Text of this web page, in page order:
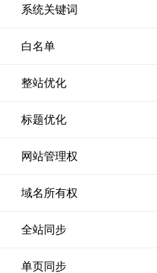
系统关键词
白名单
整站优化
标题优化
网站管理权
域名所有权
全站同步
单页同步